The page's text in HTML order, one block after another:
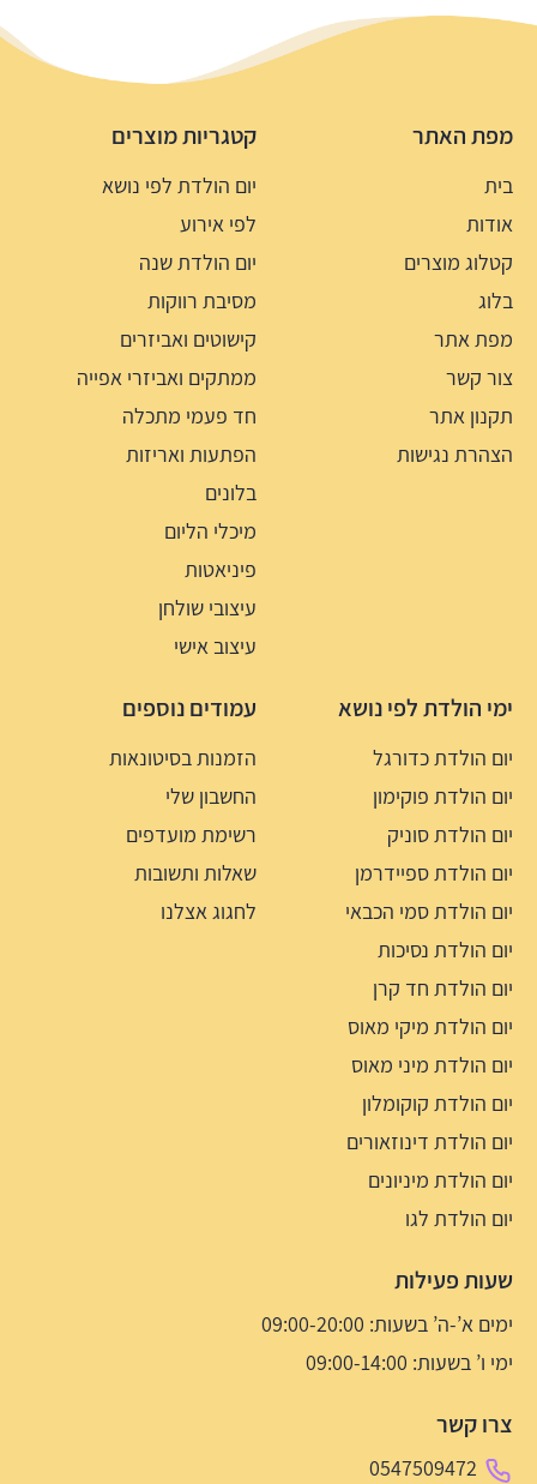
מפת האתר
בית
אודות
קטלוג מוצרים
בלוג
מפת אתר
צור קשר
תקנון אתר
הצהרת נגישות
קטגריות מוצרים
יום הולדת לפי נושא
לפי אירוע
יום הולדת שנה
מסיבת רווקות
קישוטים ואביזרים
ממתקים ואביזרי אפייה
חד פעמי מתכלה
הפתעות ואריזות
בלונים
מיכלי הליום
פיניאטות
עיצובי שולחן
עיצוב אישי
ימי הולדת לפי נושא
יום הולדת כדורגל
יום הולדת פוקימון
יום הולדת סוניק
יום הולדת ספיידרמן
יום הולדת סמי הכבאי
יום הולדת נסיכות
יום הולדת חד קרן
יום הולדת מיקי מאוס
יום הולדת מיני מאוס
יום הולדת קוקומלון
יום הולדת דינוזאורים
יום הולדת מיניונים
יום הולדת לגו
עמודים נוספים
הזמנות בסיטונאות
החשבון שלי
רשימת מועדפים
שאלות ותשובות
לחגוג אצלנו
שעות פעילות
ימים א’-ה’ בשעות: 09:00-20:00
ימי ו’ בשעות: 09:00-14:00
צרו קשר
0547509472